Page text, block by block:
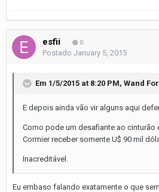
esfii 0
Postado January 5, 2015
Em 1/5/2015 at 8:20 PM, Wand
E depois ainda vão vir alguns aqui
Como pode um desafiante ao cinturão
Cormier receber somente U$ 90 mil
Inacreditável.
Eu embaso falando exatamente o que